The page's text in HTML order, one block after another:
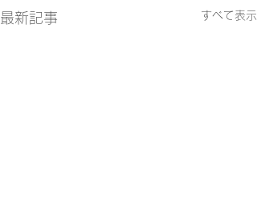
最新記事 すべて表示